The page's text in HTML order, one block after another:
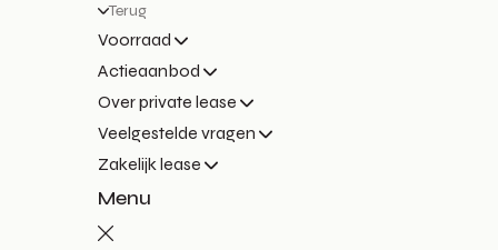
Terug
Voorraad
Actieaanbod
Over private lease
Veelgestelde vragen
Zakelijk lease
Menu